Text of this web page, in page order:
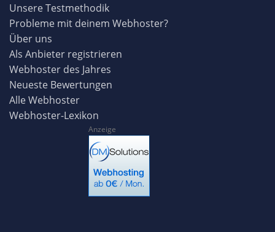
Unsere Testmethodik
Probleme mit deinem Webhoster?
Über uns
Als Anbieter registrieren
Webhoster des Jahres
Neueste Bewertungen
Alle Webhoster
Webhoster-Lexikon
Anzeige